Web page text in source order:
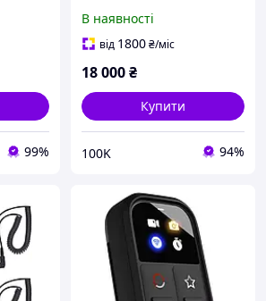
99%
матричний екран
В наявності
від 1800₴/міс
18 000₴
Купити
100K 94%